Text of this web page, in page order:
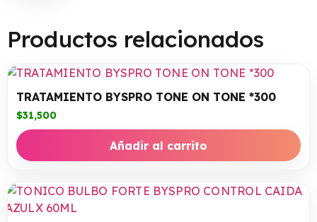
Productos relacionados
TRATAMIENTO BYSPRO TONE ON TONE *300
$31,500
Añadir al carrito